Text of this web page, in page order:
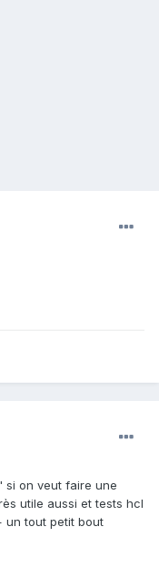
si on veut faire une
utile aussi et tests hcl
un tout petit bout